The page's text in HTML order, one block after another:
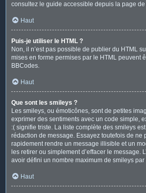
consultez le guide accessible depuis la page
Haut
Puis-je utiliser le HTML ?
Non, il n’est pas possible de publier du HTML
mises en forme permises par le HTML peuvent
BBCodes.
Haut
Que sont les smileys ?
Les smileys, ou émoticônes, sont de petites
exprimer des sentiments avec un code simple,
:( signifie triste. La liste complète des smileys
rédaction de message. Essayez toutefois de ne
rapidement rendre un message illisible et un
les retirer ou simplement d’effacer le message.
avoir défini un nombre maximum de smileys par
Haut